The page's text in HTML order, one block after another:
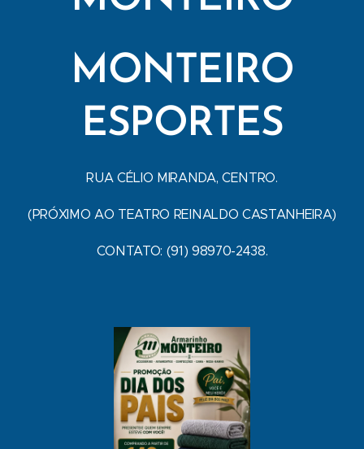
MONTEIRO
ESPORTES
RUA CÉLIO MIRANDA, CENTRO.
(PRÓXIMO AO TEATRO REINALDO CASTANHEIRA)
CONTATO: (91) 98970-2438.